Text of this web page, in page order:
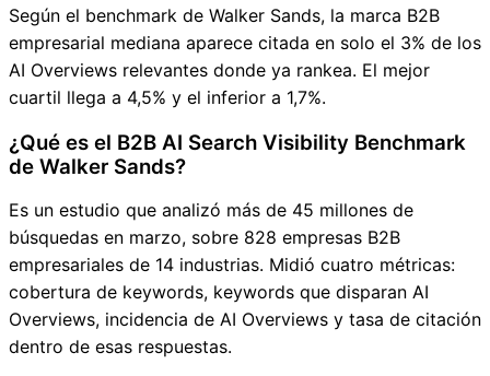
Según el benchmark de Walker Sands, la marca B2B
empresarial mediana aparece citada en solo el 3% de los
AI Overviews relevantes donde ya rankea. El mejor
cuartil llega a 4,5% y el inferior a 1,7%.
¿Qué es el B2B AI Search Visibility Benchmark
de Walker Sands?
Es un estudio que analizó más de 45 millones de
búsquedas en marzo, sobre 828 empresas B2B
empresariales de 14 industrias. Midió cuatro métricas:
cobertura de keywords, keywords que disparan AI
Overviews, incidencia de AI Overviews y tasa de citación
dentro de esas respuestas.